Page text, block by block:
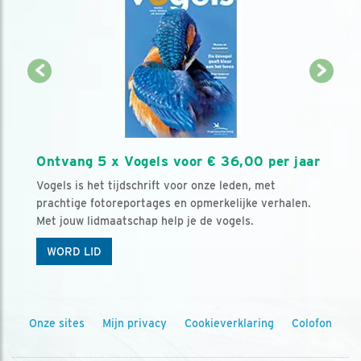
Ontvang 5 x Vogels voor € 36,00 per jaar
Vogels is het tijdschrift voor onze leden, met
prachtige fotoreportages en opmerkelijke verhalen.
Met jouw lidmaatschap help je de vogels.
WORD LID
Onze sites Mijn privacy Cookieverklaring Colofon